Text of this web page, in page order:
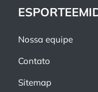
Nossa equipe
Contato
Sitemap